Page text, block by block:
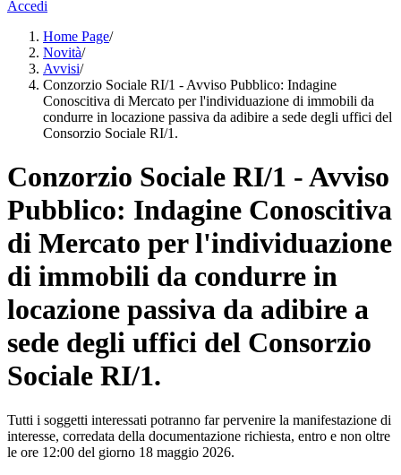
Accedi
Home Page/
Novità/
Avvisi/
Conzorzio Sociale RI/1 - Avviso Pubblico: Indagine
Conoscitiva di Mercato per l'individuazione di immobili da
condurre in locazione passiva da adibire a sede degli uffici del
Consorzio Sociale RI/1.
Conzorzio Sociale RI/1 - Avviso
Pubblico: Indagine Conoscitiva
di Mercato per l'individuazione
di immobili da condurre in
locazione passiva da adibire a
sede degli uffici del Consorzio
Sociale RI/1.
Tutti i soggetti interessati potranno far pervenire la manifestazione di
interesse, corredata della documentazione richiesta, entro e non oltre
le ore 12:00 del giorno 18 maggio 2026.